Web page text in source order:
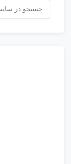
برای: